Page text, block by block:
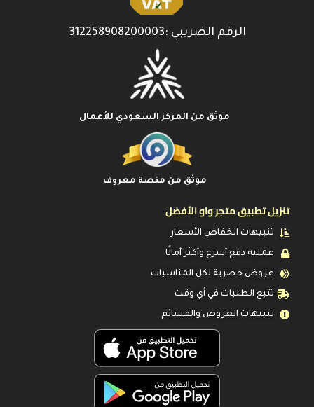
الرقم الضريبي :312258908200003
موثق من المركز السعودي للأعمال
موثق من منصة معروف
تنزيل تطبيق متجر واو الأفضل
تنبيهات انخفاض الأسعار
عملية دفع أسرع وأكثر أمانًا
عروض حصرية لكل المناسبات
تتبع الطلبات في أي وقت
تنبيهات العروض والقسائم